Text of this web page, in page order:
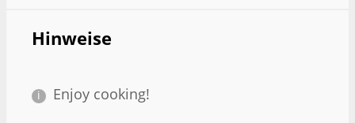
Hinweise
Enjoy cooking!